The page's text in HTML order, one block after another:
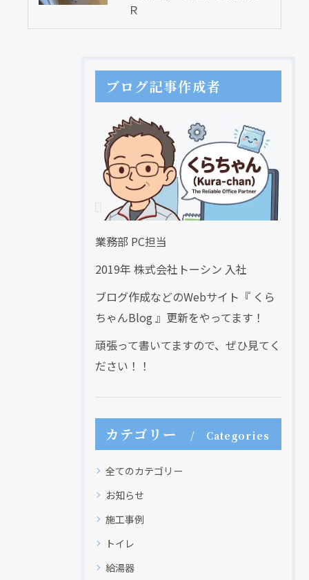
Ｒ
ブログ記事作成者
業務部 PC担当
2019年 株式会社トーシン 入社
ブログ作成などのWebサイト『 くら
ちゃんBlog 』更新をやってます！
頑張って書いてますので、ぜひ見てく
ださい！！
カテゴリー Categories
全てのカテゴリー
お知らせ
施工事例
トイレ
給湯器